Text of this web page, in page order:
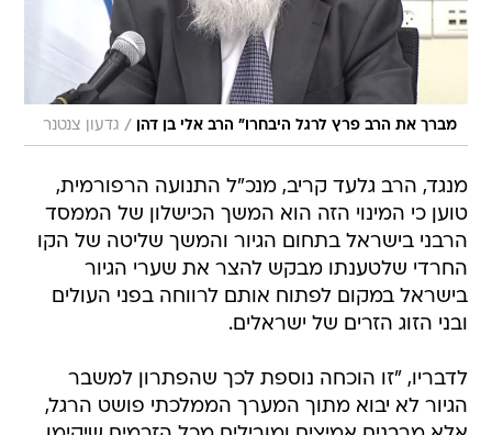
מברך את הרב פרץ לרגל היבחרו" הרב אלי בן דהן / גדעון צנטנר
מנגד, הרב גלעד קריב, מנכ"ל התנועה הרפורמית,
טוען כי המינוי הזה הוא המשך הכישלון של הממסד
הרבני בישראל בתחום הגיור והמשך שליטה של הקו
החרדי שלטענתו מבקש להצר את שערי הגיור
בישראל במקום לפתוח אותם לרווחה בפני העולים
ובני הזוג הזרים של ישראלים.
לדבריו, "זו הוכחה נוספת לכך שהפתרון למשבר
הגיור לא יבוא מתוך המערך הממלכתי פושט הרגל,